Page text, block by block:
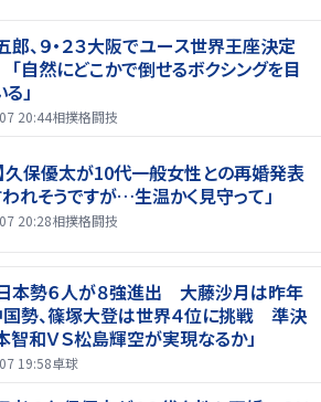
郎、９・２３大阪でユース世界王座決定
自然にどこかで倒せるボクシングを目
」
20:44相撲格闘技
久保優太が10代一般女性との再婚発表
われそうですが…生温かく見守って」
20:28相撲格闘技
日本勢６人が８強進出 大藤沙月は昨年
国勢、篠塚大登は世界４位に挑戦 準決
智和ＶＳ松島輝空が実現なるか」
19:58卓球